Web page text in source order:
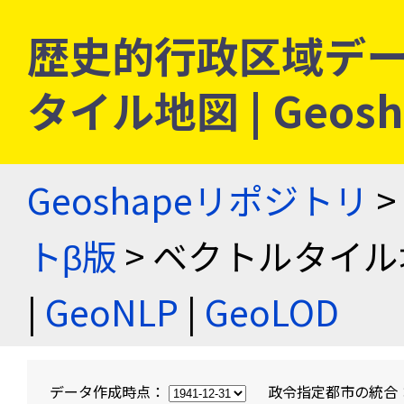
歴史的行政区域デ
タイル地図 |
Geoshapeリポジトリ >
トβ版 > ベクトルタイ
| GeoNLP | GeoLOD
データ作成時点： 政令指定都市の統